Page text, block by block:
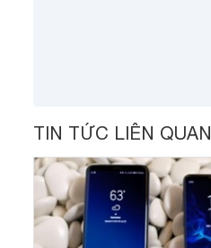
TIN TỨC LIÊN QUAN